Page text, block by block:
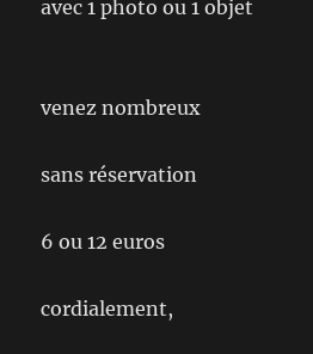
avec 1 photo ou 1 objet
venez nombreux
sans réservation
6 ou 12 euros
cordialement,